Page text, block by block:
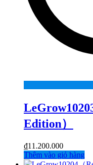
Edition）
₫11.200.000
Thêm vào giỏ hàng